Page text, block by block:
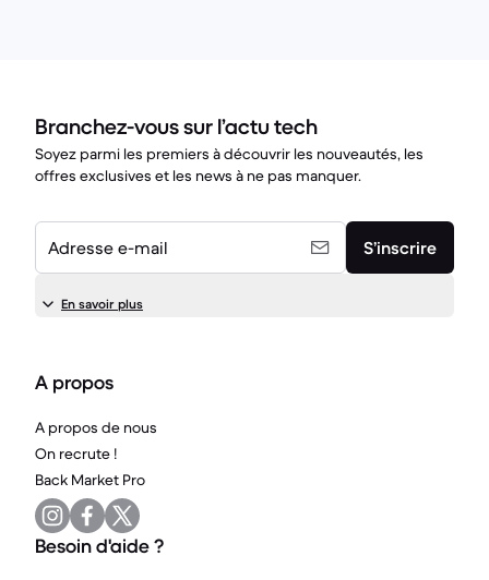
Branchez-vous sur l’actu tech
Soyez parmi les premiers à découvrir les nouveautés, les
offres exclusives et les news à ne pas manquer.
Adresse e-mail S’inscrire
En savoir plus
A propos
A propos de nous
On recrute !
Back Market Pro
Besoin d'aide ?